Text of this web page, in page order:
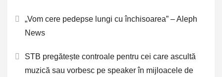
„Vom cere pedepse lungi cu închisoarea” – Aleph
News
STB pregătește controale pentru cei care ascultă
muzică sau vorbesc pe speaker în mijloacele de